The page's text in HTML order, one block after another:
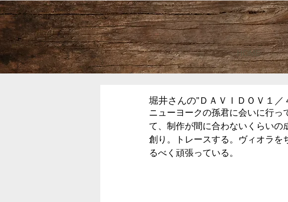
HOME
堀井さんの”ＤＡＶＩＤＯＶ１／
ニューヨークの孫君に会いに行っ
て、制作が間に合わないくらいの
創り。トレースする。ヴィオラを
るべく頑張っている。